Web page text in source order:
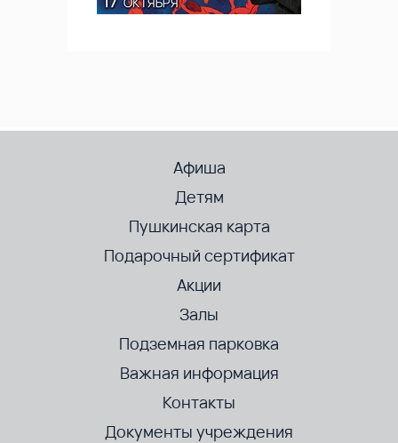
Афиша
Детям
Пушкинская карта
Подарочный сертификат
Акции
Залы
Подземная парковка
Важная информация
Контакты
Документы учреждения